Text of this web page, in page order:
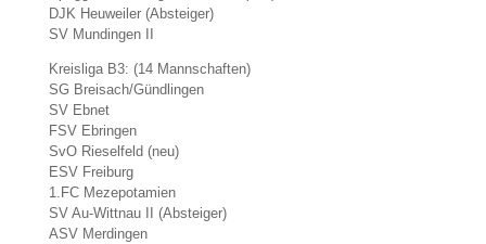
DJK Heuweiler (Absteiger)
SV Mundingen II
Kreisliga B3: (14 Mannschaften)
SG Breisach/Gündlingen
SV Ebnet
FSV Ebringen
SvO Rieselfeld (neu)
ESV Freiburg
1.FC Mezepotamien
SV Au-Wittnau II (Absteiger)
ASV Merdingen